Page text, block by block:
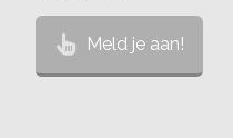
Meld je aan!